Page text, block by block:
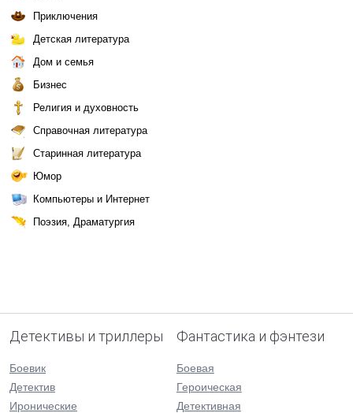
Приключения
Детская литература
Дом и семья
Бизнес
Религия и духовность
Справочная литература
Старинная литература
Юмор
Компьютеры и Интернет
Поэзия, Драматургия
Детективы и триллеры
Боевик
Детектив
Иронические
Фантастика и фэнтези
Боевая
Героическая
Детективная